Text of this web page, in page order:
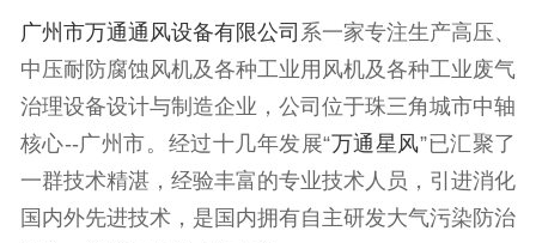
广州市万通通风设备有限公司 系一家专注生产高压、
中压耐防腐蚀风机及各种工业用风机及各种工业废气
治理设备设计与制造企业，公司位于珠三角城市中轴
核心--广州市。经过十几年发展“万通星风”已汇聚了
一群技术精湛，经验丰富的专业技术人员，引进消化
国内外先进技术，是国内拥有自主研发大气污染防治